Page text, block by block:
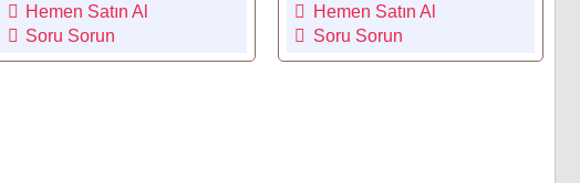
Hemen Satın Al
Soru Sorun
Hemen Satın Al
Soru Sorun